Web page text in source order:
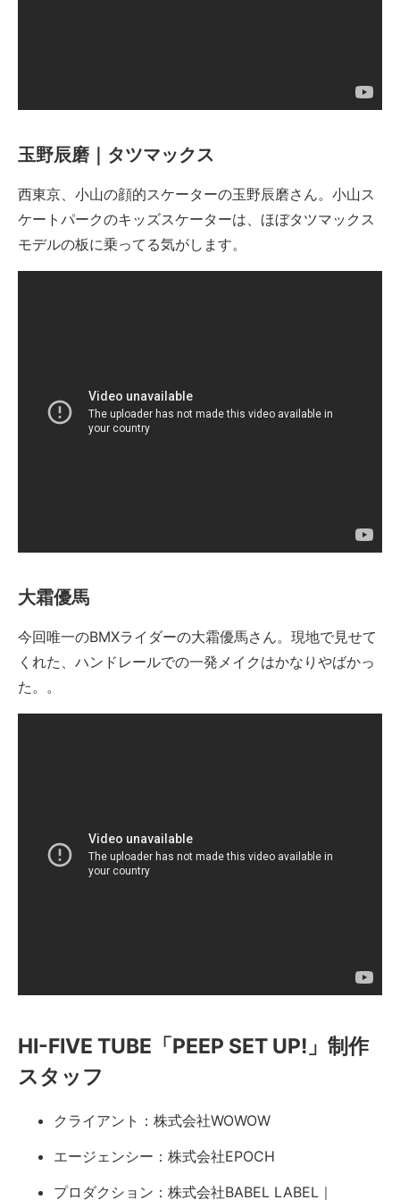
玉野辰磨｜タツマックス
西東京、小山の顔的スケーターの玉野辰磨さん。小山ス
ケートパークのキッズスケーターは、ほぼタツマックス
モデルの板に乗ってる気がします。
大霜優馬
今回唯一のBMXライダーの大霜優馬さん。現地で見せて
くれた、ハンドレールでの一発メイクはかなりやばかっ
た。。
HI-FIVE TUBE「PEEP SET UP!」制作
スタッフ
クライアント：株式会社WOWOW
エージェンシー：株式会社EPOCH
プロダクション：株式会社BABEL LABEL｜